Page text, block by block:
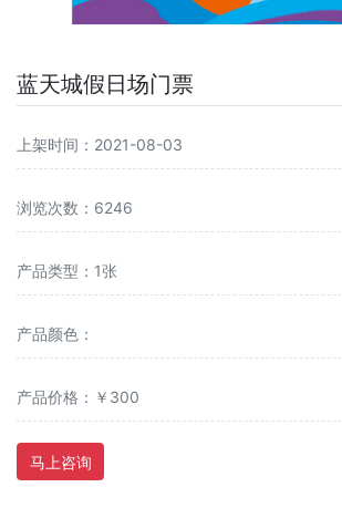
蓝天城假日场门票
上架时间：2021-08-03
浏览次数：6246
产品类型：1张
产品颜色：
产品价格：￥300
马上咨询